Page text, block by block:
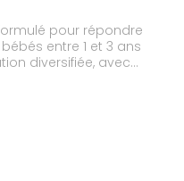
pour répondre
entre 1 et 3 ans
diversifiée, avec
: 3,3 fois moins de
Il a un goût nature et
bonnes habitudes
de vache demi-
des sucres